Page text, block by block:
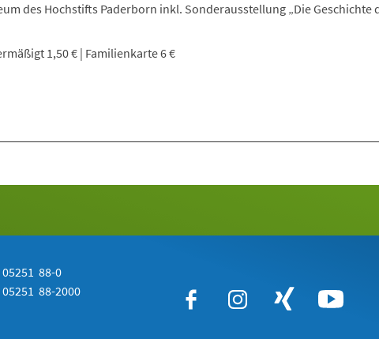
des Hochstifts Paderborn inkl. Sonderausstellung „Die Geschichte
1,50 € | Familienkarte 6 €
05251 88-0
05251 88-2000